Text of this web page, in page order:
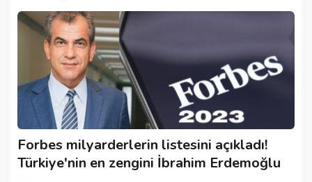
Forbes milyarderlerin listesini açıkladı!
Türkiye'nin en zengini İbrahim Erdemoğlu